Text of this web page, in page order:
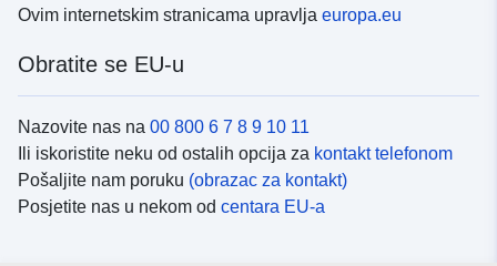
Ovim internetskim stranicama upravlja europa.eu
Obratite se EU-u
Nazovite nas na 00 800 6 7 8 9 10 11
Ili iskoristite neku od ostalih opcija za kontakt telefonom
Pošaljite nam poruku (obrazac za kontakt)
Posjetite nas u nekom od centara EU-a